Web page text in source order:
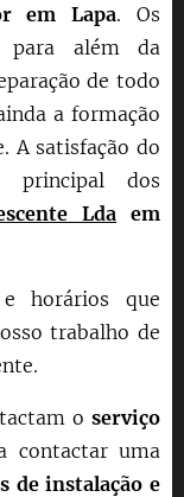
emLapa. Os
para além da
de todo
a formação
A satisfação do
dos
Lda em
horários que
trabalho de
o serviço
contactar uma
de instalação e